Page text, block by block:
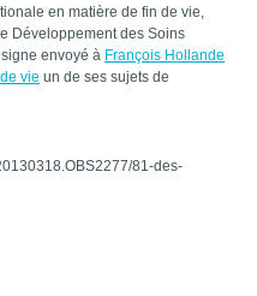
en matière de fin de vie,
Développement des Soins
envoyé à François Hollande
vie un de ses sujets de
81-des-